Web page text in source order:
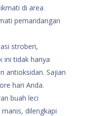
di area
pemandangan
stroberi,
ini tidak hanya
antioksidan. Sajian
hari Anda.
buah leci
dilengkapi